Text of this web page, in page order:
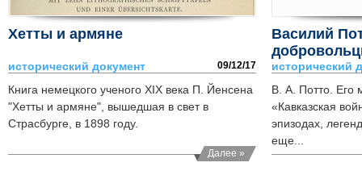
Хетты и армяне
исторический документ 09/12/17
Книга немецкого ученого XIX века П. Йенсена
"Хетты и армяне", вышедшая в свет в
Страсбурге, в 1898 году.
Далее »
Василий
водворения
исторический
В. А. Потто. Его
«Кавказская
эпизодах,
еще...